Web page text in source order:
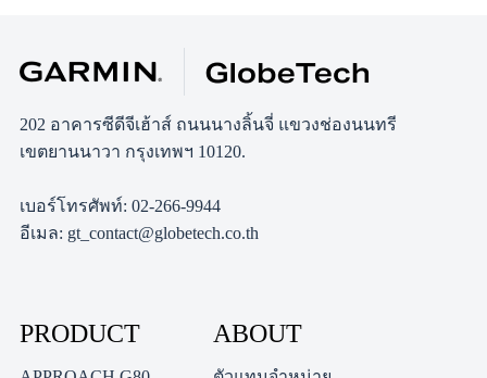
202 อาคารซีดีจีเฮ้าส์ ถนนนางลิ้นจี่ แขวงช่องนนทรี
เขตยานนาวา กรุงเทพฯ 10120.
เบอร์โทรศัพท์: 02-266-9944
อีเมล: gt_contact@globetech.co.th
PRODUCT ABOUT